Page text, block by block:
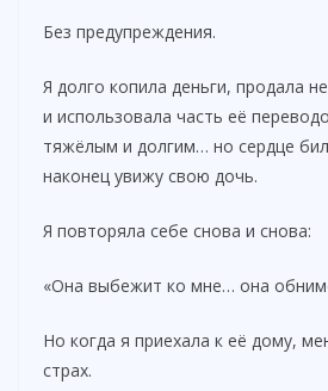
Без предупреждения.
Я долго копила деньги, продала
и использовала часть её
тяжёлым и долгим… но сердце
наконец увижу свою дочь.
Я повторяла себе снова и снова:
«Она выбежит ко мне… она
Но когда я приехала к её дому,
страх.